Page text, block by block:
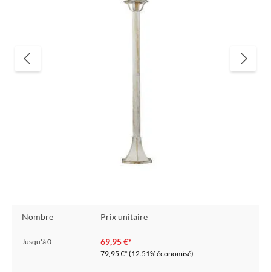
Nombre Prix unitaire
Jusqu'à0 69,95 €*
79,95 €*(12.51% économisé)